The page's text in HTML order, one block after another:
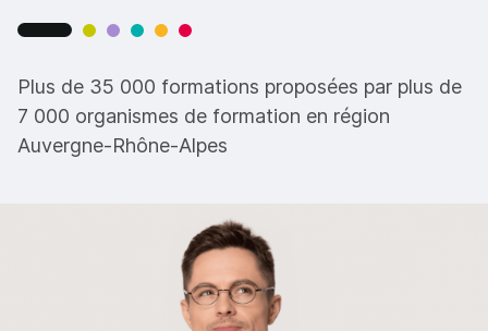
Plus de 35 000 formations proposées par plus de
7 000 organismes de formation en région
Auvergne-Rhône-Alpes